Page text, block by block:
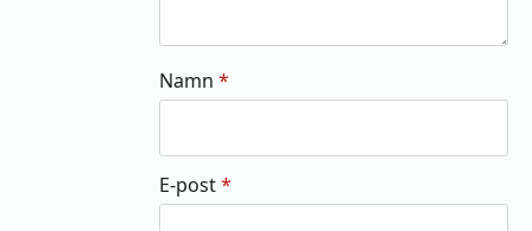
Namn *
E-post*